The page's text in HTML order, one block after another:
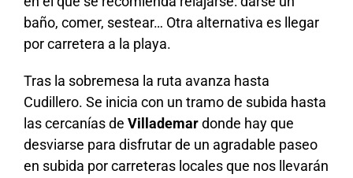
baño, comer, sestear… Otra alternativa es llegar
por carretera a la playa.
Tras la sobremesa la ruta avanza hasta
Cudillero. Se inicia con un tramo de subida hasta
las cercanías de Villademardonde hay que
desviarse para disfrutar de un agradable paseo
en subida por carreteras locales que nos llevarán